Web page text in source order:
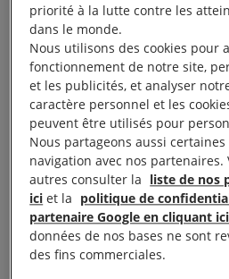
une autre enquête
l’avocat James Laddie,
le rapport est rendu public
disponible en français sur le
International, amnesty.org.
Cette enquête a été
général d’Amnesty
Bureau exécutif international
Amnesty International France.
priorité à la lutte contre les
dans le monde.
Nous utilisons des cookies pour
fonctionnement de notre site,
et les publicités, et analyser
caractère personnel et les
peuvent être utilisés pour
Nous partageons aussi
navigation avec nos partenaires.
autres consulter la liste de nos
ici et la politique de
partenaire Google en cliquant ici
données de nos bases ne sont
des fins commerciales.